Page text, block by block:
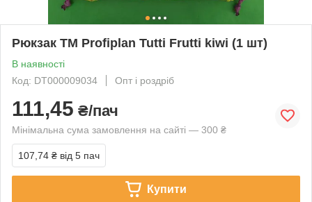
Рюкзак TM Profiplan Tutti Frutti kiwi (1 шт)
В наявності
Код: DT000009034
Опт і роздріб
111,45 ₴/пач
Мінімальна сума замовлення на сайті — 300 ₴
107,74 ₴ від 5 пач
Купити